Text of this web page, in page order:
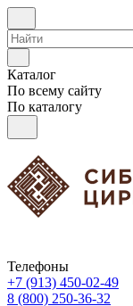
Каталог
По всему сайту
По каталогу
Телефоны
+7 (913) 450-02-49
8 (800) 250-36-32